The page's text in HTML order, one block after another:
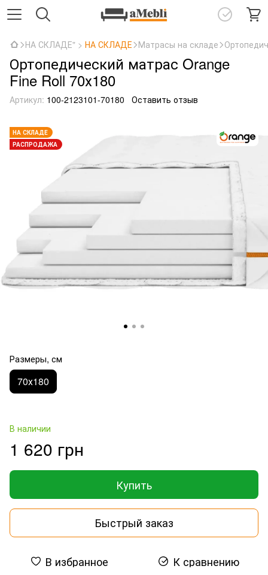
НА СКЛАДЕ" > НА СКЛАДЕ Матрасы на складе
Ортопедический матрас Orange
Fine Roll 70х180
Артикул: 100-2123101-70180 Оставить отзыв
НА СКЛАДЕ
РАСПРОДАЖА
Размеры, см
70х180
В наличии
1 620 грн
Купить
Быстрый заказ
В избранное К сравнению